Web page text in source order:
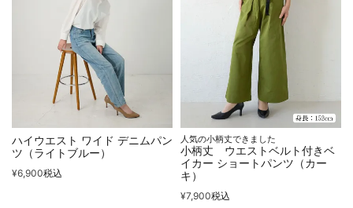
ハイウエスト ワイド デニムパン
ツ（ライトブルー）
¥6,900税込
人気の小柄丈できました
小柄丈 ウエストベルト付きベ
イカー ショートパンツ（カー
キ）
¥7,900税込